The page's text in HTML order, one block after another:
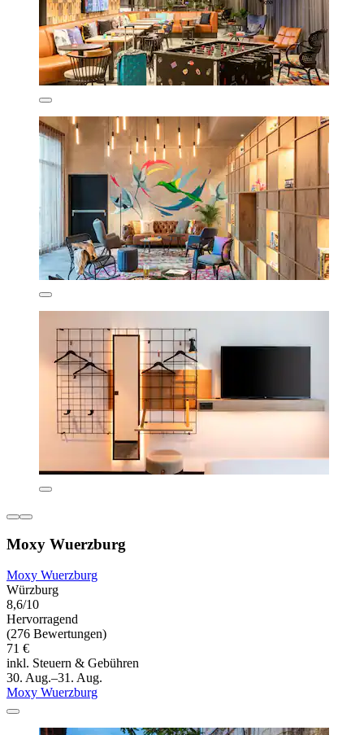
Moxy Wuerzburg
Moxy Wuerzburg
Würzburg
8,6/10
Hervorragend
(276 Bewertungen)
71 €
inkl. Steuern & Gebühren
30. Aug.–31. Aug.
Moxy Wuerzburg